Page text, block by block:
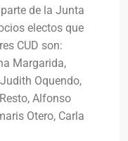
de la Junta
electos que
CUD son:
Margarida,
Oquendo,
Alfonso
Otero, Carla